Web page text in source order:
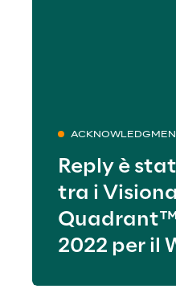
Reply è
tra i
2022 per il